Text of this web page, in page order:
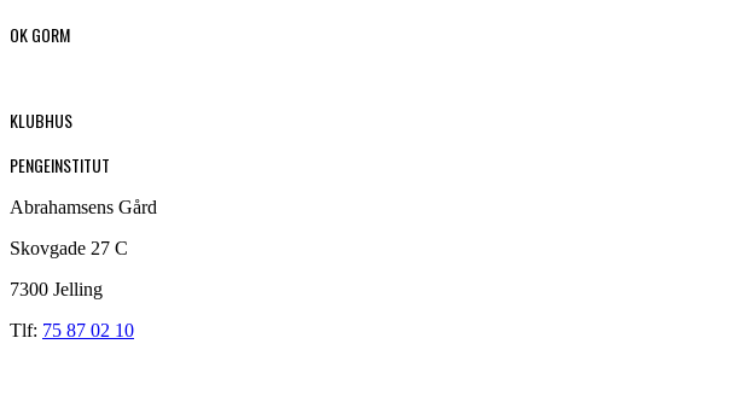
OK GORM
KLUBHUS
PENGEINSTITUT
Abrahamsens Gård
Skovgade 27 C
7300 Jelling
Tlf: 75 87 02 10